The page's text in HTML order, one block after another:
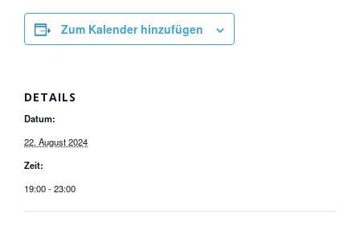
Zum Kalender hinzufügen
DETAILS
Datum:
22. August 2024
Zeit:
19:00 - 23:00